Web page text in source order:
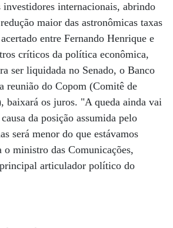
internacionais, abrindo
maior das astronômicas taxas
entre Fernando Henrique e
críticos da política econômica,
ser liquidada no Senado, o Banco
reunião do Copom (Comitê de
baixará os juros. "A queda ainda vai
da posição assumida pelo
será menor do que estávamos
o ministro das Comunicações,
articulador político do